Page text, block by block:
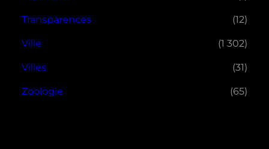
Transparences (12)
Ville (1 302)
Villes (31)
Zoologie (65)